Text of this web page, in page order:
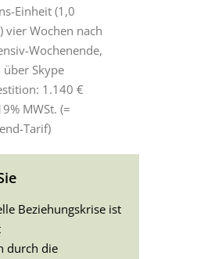
Einheit (1,0
vier Wochen nach
Wochenende,
über Skype
1.140 €
MWSt. (=
Tarif)
Beziehungskrise ist
durch die